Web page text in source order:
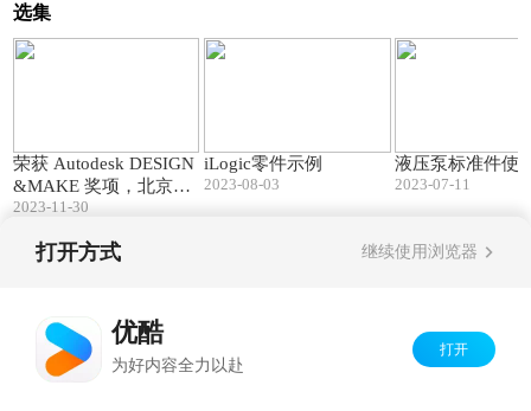
选集
荣获 Autodesk DESIGN
&MAKE 奖项，北京艺
术中心树立中国智能建
2023-11-30
iLogic零件示例
2023-08-03
液压泵标准件使
2023-07-11
打开方式 继续使用浏览器
优酷
为好内容全力以赴
打开